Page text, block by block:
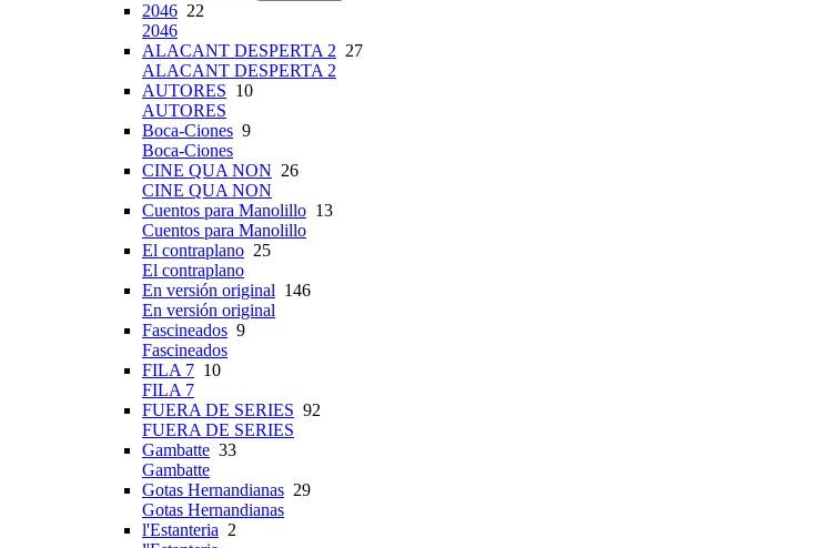
2046 22
2046
ALACANT DESPERTA 2 27
ALACANT DESPERTA 2
AUTORES 10
AUTORES
Boca-Ciones 9
Boca-Ciones
CINE QUA NON 26
CINE QUA NON
Cuentos para Manolillo 13
Cuentos para Manolillo
El contraplano 25
El contraplano
En versión original 146
En versión original
Fascineados 9
Fascineados
FILA 7 10
FILA 7
FUERA DE SERIES 92
FUERA DE SERIES
Gambatte 33
Gambatte
Gotas Hernandianas 29
Gotas Hernandianas
l'Estanteria 2